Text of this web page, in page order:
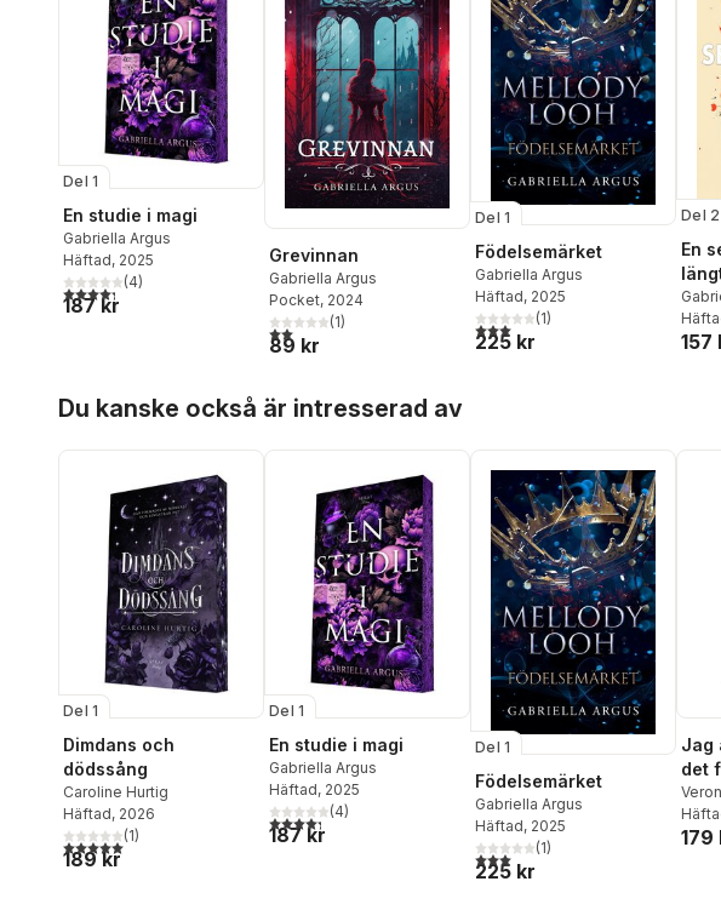
Del 1
En studie i magi
Gabriella Argus
Häftad, 2025
4,3utav 5 stjärnor. Totalt antal röster:
(4)
187 kr
Grevinnan
Gabriella Argus
Pocket, 2024
2,0utav 5 stjärnor. Totalt antal röster:
(1)
89 kr
Del 1
Födelsemärket
Gabriella Argus
Häftad, 2025
3,0utav 5 stjärnor. Totalt antal
(1)
225 kr
Del 2
En
157
Du kanske också är intresserad av
Del 1
Dimdans och
dödssång
Caroline Hurtig
Häftad, 2026
5,0utav 5 stjärnor. Totalt antal röster:
(1)
189 kr
Del 1
En studie i magi
Gabriella Argus
Häftad, 2025
4,3utav 5 stjärnor. Totalt antal röster:
(4)
187 kr
Del 1
Födelsemärket
Gabriella Argus
Häftad, 2025
3,0utav 5 stjärnor. Totalt antal
(1)
225 kr
Jag
det
179